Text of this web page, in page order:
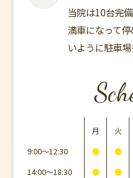
当院は10台完
満車になって
いように駐車場
月 火
9:00～12:30
● ●
14:00～18:30
● ●